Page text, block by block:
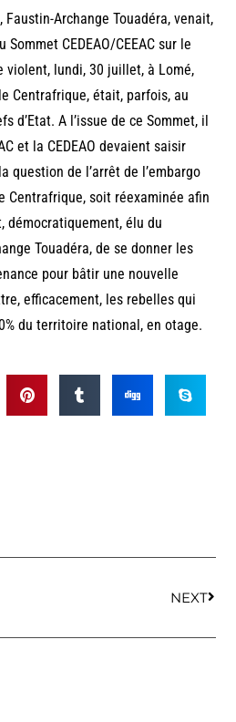
Archange Touadéra, venait,
CEDEAO/CEEAC sur le
violent, lundi, 30 juillet, à Lomé,
Centrafrique, était, parfois, au
d’Etat. A l’issue de ce Sommet, il
et la CEDEAO devaient saisir
question de l’arrêt de l’embargo
Centrafrique, soit réexaminée afin
démocratiquement, élu du
Touadéra, de se donner les
pour bâtir une nouvelle
efficacement, les rebelles qui
du territoire national, en otage.
NEXT